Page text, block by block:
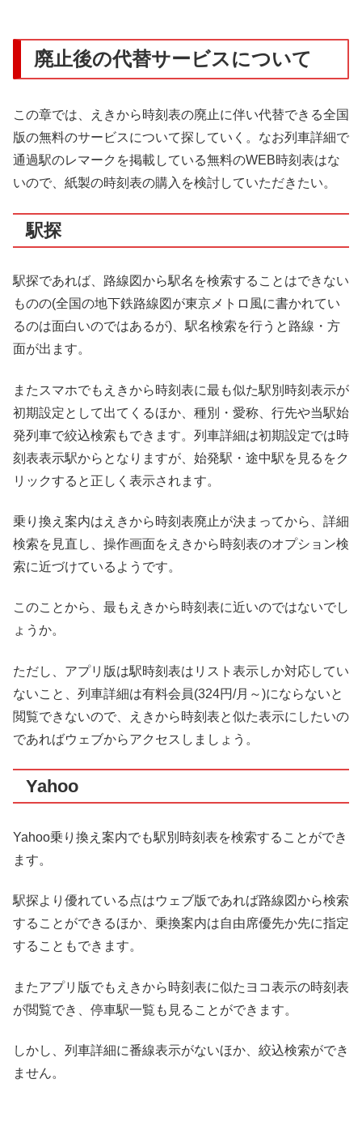
廃止後の代替サービスについて
この章では、えきから時刻表の廃止に伴い代替できる全国
版の無料のサービスについて探していく。なお列車詳細で
通過駅のレマークを掲載している無料のWEB時刻表はな
いので、紙製の時刻表の購入を検討していただきたい。
駅探
駅探であれば、路線図から駅名を検索することはできない
ものの(全国の地下鉄路線図が東京メトロ風に書かれてい
るのは面白いのではあるが)、駅名検索を行うと路線・方
面が出ます。
またスマホでもえきから時刻表に最も似た駅別時刻表示が
初期設定として出てくるほか、種別・愛称、行先や当駅始
発列車で絞込検索もできます。列車詳細は初期設定では時
刻表表示駅からとなりますが、始発駅・途中駅を見るをク
リックすると正しく表示されます。
乗り換え案内はえきから時刻表廃止が決まってから、詳細
検索を見直し、操作画面をえきから時刻表のオプション検
索に近づけているようです。
このことから、最もえきから時刻表に近いのではないでし
ょうか。
ただし、アプリ版は駅時刻表はリスト表示しか対応してい
ないこと、列車詳細は有料会員(324円/月～)にならないと
閲覧できないので、えきから時刻表と似た表示にしたいの
であればウェブからアクセスしましょう。
Yahoo
Yahoo乗り換え案内でも駅別時刻表を検索することができ
ます。
駅探より優れている点はウェブ版であれば路線図から検索
することができるほか、乗換案内は自由席優先か先に指定
することもできます。
またアプリ版でもえきから時刻表に似たヨコ表示の時刻表
が閲覧でき、停車駅一覧も見ることができます。
しかし、列車詳細に番線表示がないほか、絞込検索ができ
ません。